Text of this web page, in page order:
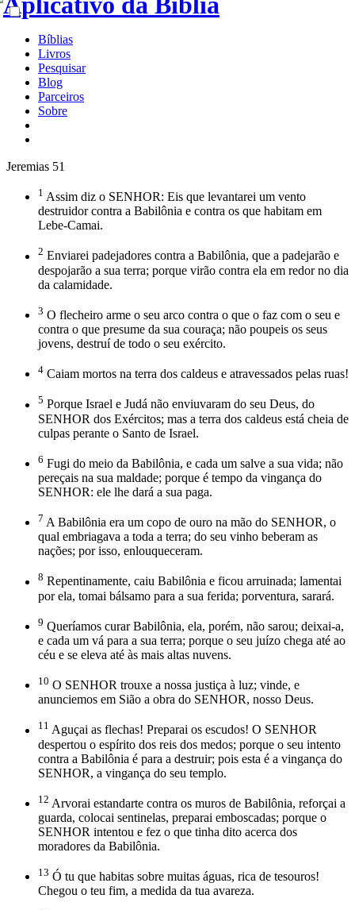
Bíblias
Livros
Pesquisar
Blog
Parceiros
Sobre
Jeremias 51
1 Assim diz o SENHOR: Eis que levantarei um vento
destruidor contra a Babilônia e contra os que habitam em
Lebe-Camai.
2 Enviarei padejadores contra a Babilônia, que a padejarão e
despojarão a sua terra; porque virão contra ela em redor no dia
da calamidade.
3 O flecheiro arme o seu arco contra o que o faz com o seu e
contra o que presume da sua couraça; não poupeis os seus
jovens, destruí de todo o seu exército.
4 Caiam mortos na terra dos caldeus e atravessados pelas ruas!
5 Porque Israel e Judá não enviuvaram do seu Deus, do
SENHOR dos Exércitos; mas a terra dos caldeus está cheia de
culpas perante o Santo de Israel.
6 Fugi do meio da Babilônia, e cada um salve a sua vida; não
pereçais na sua maldade; porque é tempo da vingança do
SENHOR: ele lhe dará a sua paga.
7 A Babilônia era um copo de ouro na mão do SENHOR, o
qual embriagava a toda a terra; do seu vinho beberam as
nações; por isso, enlouqueceram.
8 Repentinamente, caiu Babilônia e ficou arruinada; lamentai
por ela, tomai bálsamo para a sua ferida; porventura, sarará.
9 Queríamos curar Babilônia, ela, porém, não sarou; deixai-a,
e cada um vá para a sua terra; porque o seu juízo chega até ao
céu e se eleva até às mais altas nuvens.
10 O SENHOR trouxe a nossa justiça à luz; vinde, e
anunciemos em Sião a obra do SENHOR, nosso Deus.
11 Aguçai as flechas! Preparai os escudos! O SENHOR
despertou o espírito dos reis dos medos; porque o seu intento
contra a Babilônia é para a destruir; pois esta é a vingança do
SENHOR, a vingança do seu templo.
12 Arvorai estandarte contra os muros de Babilônia, reforçai a
guarda, colocai sentinelas, preparai emboscadas; porque o
SENHOR intentou e fez o que tinha dito acerca dos
moradores da Babilônia.
13 Ó tu que habitas sobre muitas águas, rica de tesouros!
Chegou o teu fim, a medida da tua avareza.